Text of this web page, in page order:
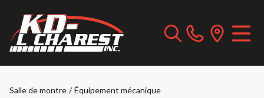
Salle de montre / Équipement mécanique